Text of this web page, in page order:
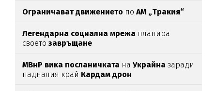
Ограничават движението поАМ „Тракия“
Легендарна социална мрежа планира
своетозавръщане
МВнР вика посланичката наУкрайназаради
падналия край Кардам дрон